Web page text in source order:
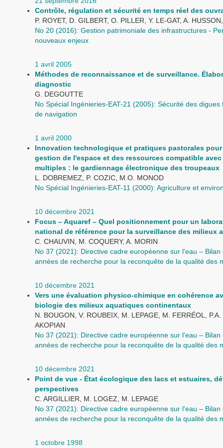
Contrôle, régulation et sécurité en temps réel des
P. ROYET, D. GILBERT, O. PILLER, Y. LE-GAT, A.
No 20 (2016): Gestion patrimoniale des infrastructures -
nouveaux enjeux
1 avril 2005
Méthodes de reconnaissance et de surveillance.
diagnostic
G. DEGOUTTE
No Spécial Ingénieries-EAT-21 (2005): Sécurité des digues
de navigation
1 avril 2000
Innovation technologique et pratiques pastorales
gestion de l'espace et des ressources compatible
multiples : le gardiennage électronique des troupeaux
L. DOBREMEZ, P. COZIC, M.O. MONOD
No Spécial Ingénieries-EAT-11 (2000): Agriculture et
10 décembre 2021
Focus – Aquaref – Quel positionnement pour un
national de référence pour la surveillance des milieux
C. CHAUVIN, M. COQUERY, A. MORIN
No 37 (2021): Directive cadre européenne sur l'eau – Bilan
années de recherche pour la reconquête de la qualité des
10 décembre 2021
Vers une évaluation physico-chimique en cohérence
biologie des milieux aquatiques continentaux
N. BOUGON, V. ROUBEIX, M. LEPAGE, M. FERRÉOL,
AKOPIAN
No 37 (2021): Directive cadre européenne sur l'eau – Bilan
années de recherche pour la reconquête de la qualité des
10 décembre 2021
Point de vue - État écologique des lacs et estuaires,
perspectives
C. ARGILLIER, M. LOGEZ, M. LEPAGE
No 37 (2021): Directive cadre européenne sur l'eau – Bilan
années de recherche pour la reconquête de la qualité des
1 octobre 1998